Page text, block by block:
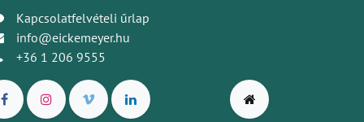
Kapcsolatfelvételi űrlap
info@eickemeyer.hu
+36 1 206 9555